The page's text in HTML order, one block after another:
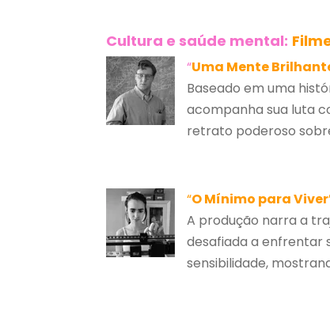
Cultura e saúde mental:
“Uma Mente
Baseado em uma
acompanha sua luta
retrato poderoso
“O Mínimo para Viver
A produção narra a
desafiada a enfrentar
sensibilidade,